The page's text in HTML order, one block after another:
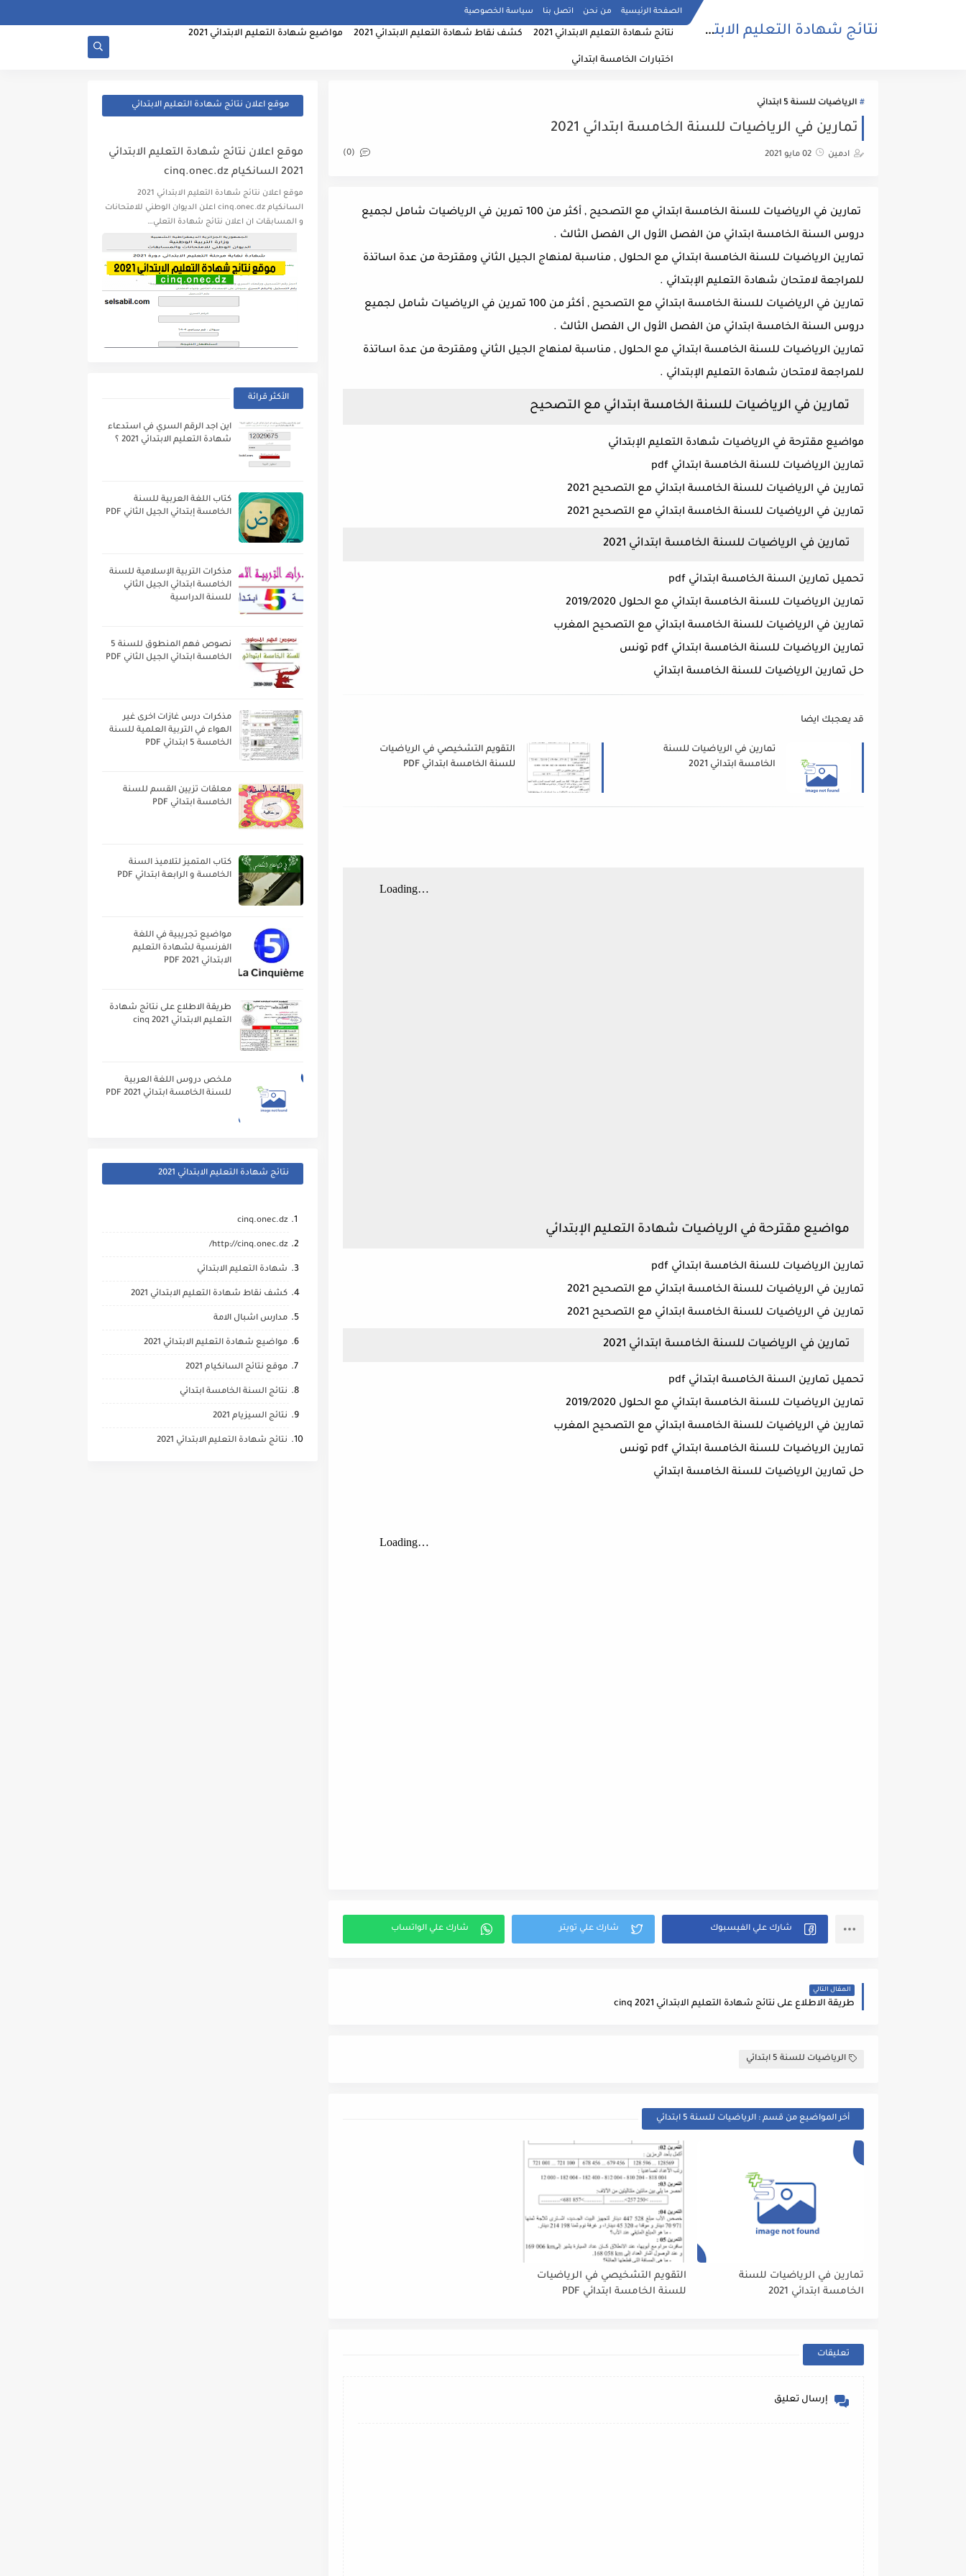
الصفحة الرئيسية من نحن اتصل بنا سياسة الخصوصية
نتائج شهادة التعليم الابتدائي 2021 cinq.onec.dz نتائج شهادة التعليم الابتدائي 2021 كشف نقاط شهادة التعليم الابتدائي 2021 مواضيع شهادة التعليم الابتدائي 2021
اختبارات الخامسة ابتدائي
الرياضيات للسنة 5 ابتدائي
تمارين في الرياضيات للسنة الخامسة ابتدائي 2021
ادمين 02 مايو 2021 (0)
تمارين في الرياضيات للسنة الخامسة ابتدائي مع التصحيح , أكثر من 100 تمرين في الرياضيات شامل لجميع
دروس السنة الخامسة ابتدائي من الفصل الأول الى الفصل الثالث .
تمارين الرياضيات للسنة الخامسة ابتدائي مع الحلول , مناسبة لمنهاج الجيل الثاني ومقترحة من عدة اساتذة
للمراجعة لامتحان شهادة التعليم الإبتدائي .
تمارين في الرياضيات للسنة الخامسة ابتدائي مع التصحيح , أكثر من 100 تمرين في الرياضيات شامل لجميع
دروس السنة الخامسة ابتدائي من الفصل الأول الى الفصل الثالث .
تمارين الرياضيات للسنة الخامسة ابتدائي مع الحلول , مناسبة لمنهاج الجيل الثاني ومقترحة من عدة اساتذة
للمراجعة لامتحان شهادة التعليم الإبتدائي .
تمارين في الرياضيات للسنة الخامسة ابتدائي مع التصحيح
مواضيع مقترحة في الرياضيات شهادة التعليم الإبتدائي
تمارين الرياضيات للسنة الخامسة ابتدائي pdf
تمارين في الرياضيات للسنة الخامسة ابتدائي مع التصحيح 2021
تمارين في الرياضيات للسنة الخامسة ابتدائي مع التصحيح 2021
تمارين في الرياضيات للسنة الخامسة ابتدائي 2021
تحميل تمارين السنة الخامسة ابتدائي pdf
تمارين الرياضيات للسنة الخامسة ابتدائي مع الحلول 2019/2020
تمارين في الرياضيات للسنة الخامسة ابتدائي مع التصحيح المغرب
تمارين الرياضيات للسنة الخامسة ابتدائي pdf تونس
حل تمارين الرياضيات للسنة الخامسة ابتدائي
قد يعجبك ايضا
تمارين في الرياضيات للسنة
الخامسة ابتدائي 2021
التقويم التشخيصي في الرياضيات
للسنة الخامسة ابتدائي PDF
مواضيع مقترحة في الرياضيات شهادة التعليم الإبتدائي
تمارين الرياضيات للسنة الخامسة ابتدائي pdf
تمارين في الرياضيات للسنة الخامسة ابتدائي مع التصحيح 2021
تمارين في الرياضيات للسنة الخامسة ابتدائي مع التصحيح 2021
تمارين في الرياضيات للسنة الخامسة ابتدائي 2021
تحميل تمارين السنة الخامسة ابتدائي pdf
تمارين الرياضيات للسنة الخامسة ابتدائي مع الحلول 2019/2020
تمارين في الرياضيات للسنة الخامسة ابتدائي مع التصحيح المغرب
تمارين الرياضيات للسنة الخامسة ابتدائي pdf تونس
حل تمارين الرياضيات للسنة الخامسة ابتدائي
المقال التالي
طريقة الاطلاع على نتائج شهادة التعليم الابتدائي 2021 cinq
الرياضيات للسنة 5 ابتدائي
أخر المواضيع من قسم : الرياضيات للسنة 5 ابتدائي
تمارين في الرياضيات للسنة
الخامسة ابتدائي 2021
التقويم التشخيصي في الرياضيات
للسنة الخامسة ابتدائي PDF
تعليقات
إرسال تعليق
موقع اعلان نتائج شهادة التعليم الابتدائي
موقع اعلان نتائج شهادة التعليم الابتدائي
2021 السانكيام cinq.onec.dz
موقع اعلان نتائج شهادة التعليم الابتدائي 2021
السانكيام cinq.onec.dz اعلن الديوان الوطني للامتحانات
و المسابقات ان اعلان نتائج شهادة التعلي…
الأكثر قرائة
اين اجد الرقم السري في استدعاء
شهادة التعليم الابتدائي 2021 ؟
كتاب اللغة العربية للسنة
الخامسة إبتدائي الجيل الثاني PDF
مذكرات التربية الإسلامية للسنة
الخامسة ابتدائي الجيل الثاني
للسنة الدراسية
نصوص فهم المنطوق للسنة 5
الخامسة ابتدائي الجيل الثاني PDF
مذكرات درس غازات اخرى غير
الهواء في التربية العلمية للسنة
الخامسة 5 ابتدائي PDF
معلقات تزيين القسم للسنة
الخامسة ابتدائي PDF
كتاب المتميز لتلاميذ السنة
الخامسة و الرابعة ابتدائي PDF
مواضيع تجريبية في اللغة
الفرنسية لشهادة التعليم
الابتدائي 2021 PDF
طريقة الاطلاع على نتائج شهادة
التعليم الابتدائي 2021 cinq
ملخص دروس اللغة العربية
للسنة الخامسة ابتدائي 2021 PDF
نتائج شهادة التعليم الابتدائي 2021
cinq.onec.dz
http://cinq.onec.dz/
شهادة التعليم الابتدائي
كشف نقاط شهادة التعليم الابتدائي 2021
مدارس اشبال الامة
مواضيع شهادة التعليم الابتدائي 2021
موقع نتائج السانكيام 2021
نتائج السنة الخامسة ابتدائي
نتائج السيزيام 2021
نتائج شهادة التعليم الابتدائي 2021